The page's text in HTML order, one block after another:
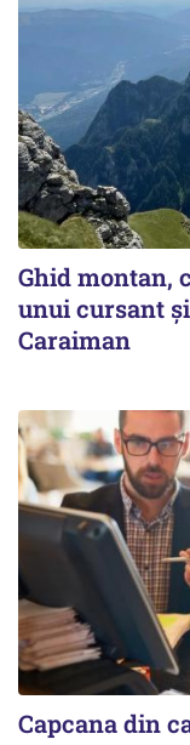
Ghid montan,
unui cursant
Caraiman
Capcana din